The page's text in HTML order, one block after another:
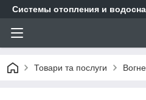
Системы отопления и
Товари та послуги